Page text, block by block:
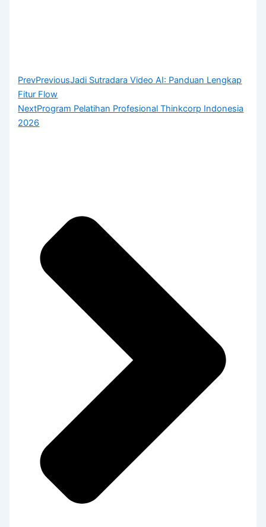
PrevPreviousJadi Sutradara Video AI: Panduan Lengkap
Fitur Flow
NextProgram Pelatihan Profesional Thinkcorp Indonesia
2026